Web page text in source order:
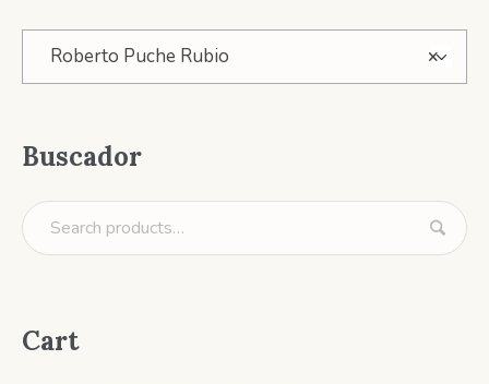
×
Roberto Puche Rubio
Buscador
Cart